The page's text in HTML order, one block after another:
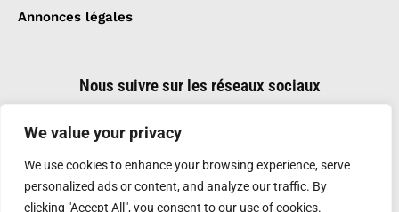
We value your privacy
We use cookies to enhance your browsing experience, serve
personalized ads or content, and analyze our traffic. By
clicking "Accept All", you consent to our use of cookies.
Annonces légales
Nous suivre sur les réseaux sociaux